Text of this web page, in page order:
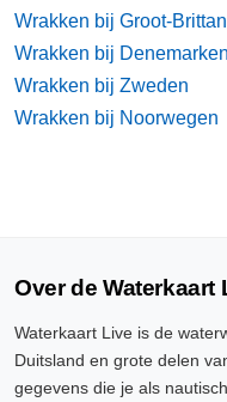
Wrakken bij Groot-
Wrakken bij Denemarken
Wrakken bij Zweden
Wrakken bij Noorwegen
Over de Waterkaart
Waterkaart Live is de
Duitsland en grote delen
gegevens die je als